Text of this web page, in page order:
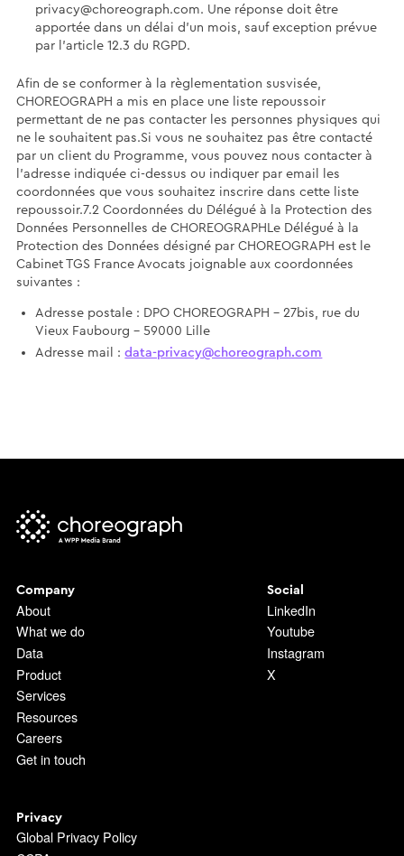
privacy@choreograph.com. Une réponse doit être
apportée dans un délai d'un mois, sauf exception prévue
par l’article 12.3 du RGPD.
Afin de se conformer à la règlementation susvisée,
CHOREOGRAPH a mis en place une liste repoussoir
permettant de ne pas contacter les personnes physiques qui
ne le souhaitent pas.Si vous ne souhaitez pas être contacté
par un client du Programme, vous pouvez nous contacter à
l'adresse indiquée ci-dessus ou indiquer par email les
coordonnées que vous souhaitez inscrire dans cette liste
repoussoir.7.2 Coordonnées du Délégué à la Protection des
Données Personnelles de CHOREOGRAPHLe Délégué à la
Protection des Données désigné par CHOREOGRAPH est le
Cabinet TGS France Avocats joignable aux coordonnées
suivantes :
Adresse postale : DPO CHOREOGRAPH - 27bis, rue du
Vieux Faubourg - 59000 Lille
Adresse mail :data-privacy@choreograph.com
Company
About
What we do
Data
Product
Services
Resources
Careers
Get in touch
Social
LinkedIn
Youtube
Instagram
X
Privacy
Global Privacy Policy